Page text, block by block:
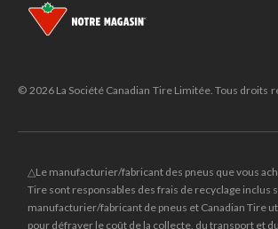
© 2026 La Société Canadian Tire Limitée. Tous droits
△Le manufacturier/fabricant des pneus que vous
Tire sont responsables des frais de recyclage inclus
manufacturier/fabricant de pneus et Canadian Tire
pour défrayer le coût de la collecte, du transport et